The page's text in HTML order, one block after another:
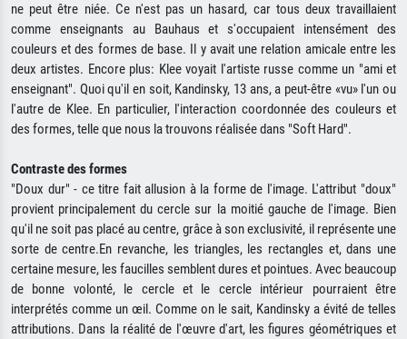
ne peut être niée. Ce n'est pas un hasard, car tous deux travaillaient
comme enseignants au Bauhaus et s'occupaient intensément des
couleurs et des formes de base. Il y avait une relation amicale entre les
deux artistes. Encore plus: Klee voyait l'artiste russe comme un "ami et
enseignant". Quoi qu'il en soit, Kandinsky, 13 ans, a peut-être «vu» l'un ou
l'autre de Klee. En particulier, l'interaction coordonnée des couleurs et
des formes, telle que nous la trouvons réalisée dans "Soft Hard".
Contraste des formes
"Doux dur" - ce titre fait allusion à la forme de l'image. L'attribut "doux"
provient principalement du cercle sur la moitié gauche de l'image. Bien
qu'il ne soit pas placé au centre, grâce à son exclusivité, il représente une
sorte de centre.En revanche, les triangles, les rectangles et, dans une
certaine mesure, les faucilles semblent dures et pointues. Avec beaucoup
de bonne volonté, le cercle et le cercle intérieur pourraient être
interprétés comme un œil. Comme on le sait, Kandinsky a évité de telles
attributions. Dans la réalité de l'œuvre d'art, les figures géométriques et